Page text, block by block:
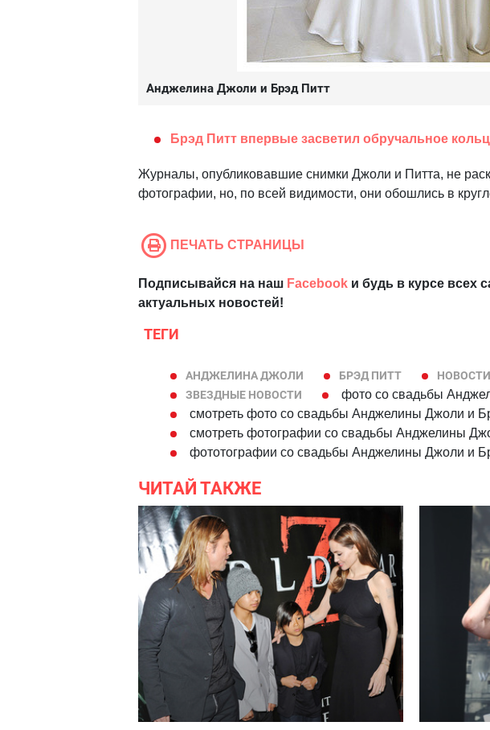
Анджелина Джоли и Брэд Питт
Брэд Питт впервые засветил обручальное
Журналы, опубликовавшие снимки Джоли и Питта, не
фотографии, но, по всей видимости, они обошлись в
ПЕЧАТЬ СТРАНИЦЫ
Подписывайся на наш Facebook и будь в курсе всех
актуальных новостей!
ТЕГИ
АНДЖЕЛИНА ДЖОЛИ БРЭД ПИТТ
ЗВЕЗДНЫЕ НОВОСТИ
фото со свадьбы
смотреть фото со свадьбы Анджелины Джоли и
смотреть фотографии со свадьбы Анджелины
фототографии со свадьбы Анджелины Джоли и
ЧИТАЙ ТАКЖЕ